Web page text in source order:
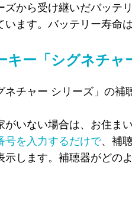
ズから受け継いだバッテ
います。バッテリー寿命
キー「シグネチャ
ネチャー シリーズ」の補
がいない場合は、お住ま
号を入力するだけで、補
示します。補聴器がどの